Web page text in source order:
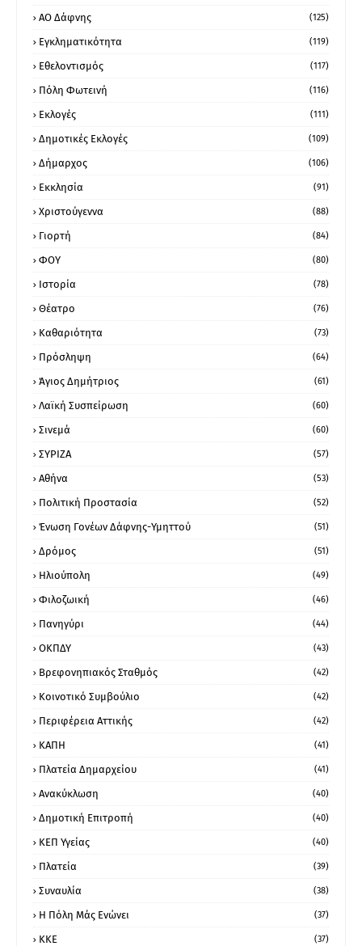
ΑΟ Δάφνης (125)
Εγκληματικότητα (119)
Εθελοντισμός (117)
Πόλη Φωτεινή (116)
Εκλογές (111)
Δημοτικές Εκλογές (109)
Δήμαρχος (106)
Εκκλησία (91)
Χριστούγεννα (88)
Γιορτή (84)
ΦΟΥ (80)
Ιστορία (78)
Θέατρο (76)
Καθαριότητα (73)
Πρόσληψη (64)
Άγιος Δημήτριος (61)
Λαϊκή Συσπείρωση (60)
Σινεμά (60)
ΣΥΡΙΖΑ (57)
Αθήνα (53)
Πολιτική Προστασία (52)
Ένωση Γονέων Δάφνης-Υμηττού (51)
Δρόμος (51)
Ηλιούπολη (49)
Φιλοζωική (46)
Πανηγύρι (44)
ΟΚΠΔΥ (43)
Βρεφονηπιακός Σταθμός (42)
Κοινοτικό Συμβούλιο (42)
Περιφέρεια Αττικής (42)
ΚΑΠΗ (41)
Πλατεία Δημαρχείου (41)
Ανακύκλωση (40)
Δημοτική Επιτροπή (40)
ΚΕΠ Υγείας (40)
Πλατεία (39)
Συναυλία (38)
Η Πόλη Μάς Ενώνει (37)
ΚΚΕ (37)